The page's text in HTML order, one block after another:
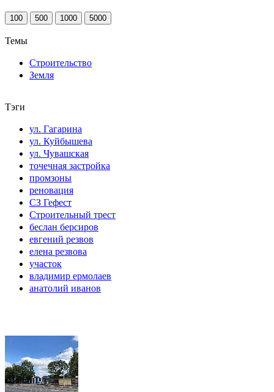
100 500 1000 5000
Темы
Строительство
Земля
Тэги
ул. Гагарина
ул. Куйбышева
ул. Чувашская
точечная застройка
промзоны
реновация
СЗ Гефест
Строительный трест
беслан берсиров
евгений резвов
елена резвова
участок
владимир ермолаев
анатолий иванов